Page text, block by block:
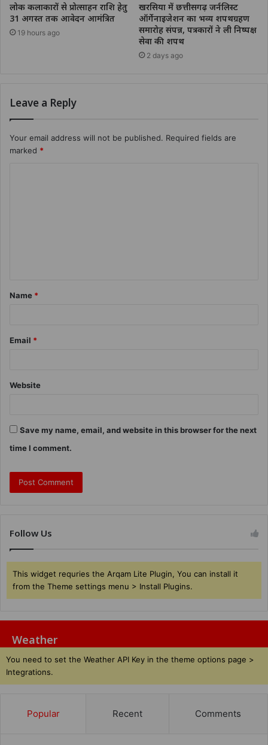
लोक कलाकारों से प्रोत्साहन राशि हेतु
31 अगस्त तक आवेदन आमंत्रित
19 hours ago
खरसिया में छत्तीसगढ़ जर्नलिस्ट
ऑर्गेनाइजेशन का भव्य शपथग्रहण
समारोह संपन्न, पत्रकारों ने ली निष्पक्ष
सेवा की शपथ
2 days ago
Leave a Reply
Your email address will not be published. Required fields are
marked *
Name *
Email *
Website
Save my name, email, and website in this browser for the next
time I comment.
Follow Us
This widget requries the Arqam Lite Plugin, You can install it
from the Theme settings menu > Install Plugins.
Weather
You need to set the Weather API Key in the theme options page >
Integrations.
Popular Recent Comments